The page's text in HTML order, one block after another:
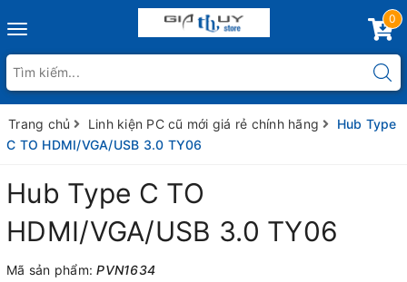
Toggle
0
Trang chủ Linh kiện PC cũ mới giá rẻ chính hãng
Hub Type
C TO HDMI/VGA/USB 3.0 TY06
Hub Type C TO
HDMI/VGA/USB 3.0 TY06
Mã sản phẩm:PVN1634